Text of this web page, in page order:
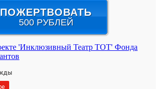
ПОЖЕРТВОВАТЬ
500 РУБЛЕЙ